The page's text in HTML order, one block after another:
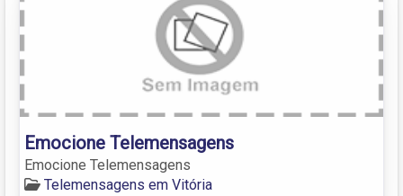
Emocione Telemensagens
Emocione Telemensagens
Telemensagens em Vitória